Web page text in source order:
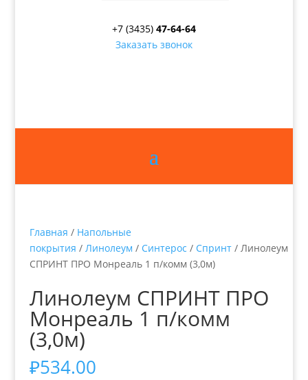
+7 (3435) 47-64-64
Заказать звонок
Главная / Напольные
покрытия / Линолеум / Синтерос / Спринт/ Линолеум
СПРИНТ ПРО Монреаль 1 п/комм (3,0м)
Линолеум СПРИНТ ПРО
Монреаль 1 п/комм
(3,0м)
₽534.00